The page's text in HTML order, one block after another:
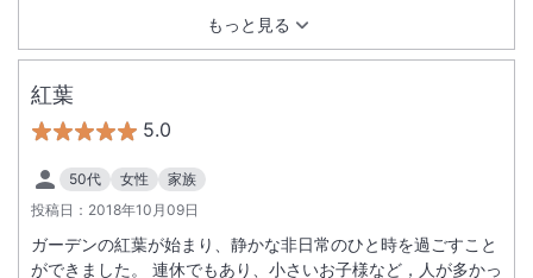
もっと見る
紅葉
5.0
50代 女性
家族
投稿日： 2018年10月09日
ガーデンの紅葉が始まり、静かな非日常のひと時を過ごすこと
ができました。 連休でもあり、小さいお子様など，人が多かっ